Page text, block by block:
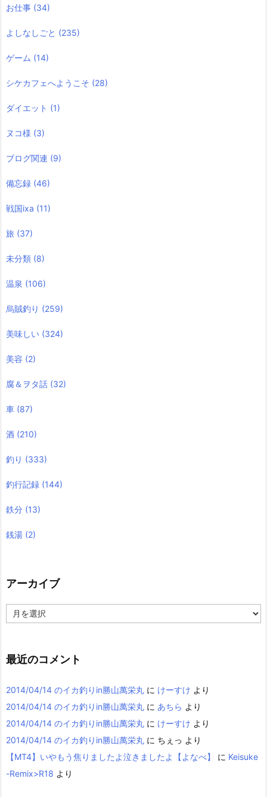
お仕事 (34)
よしなしごと (235)
ゲーム (14)
シケカフェへようこそ (28)
ダイエット (1)
ヌコ様 (3)
ブログ関連 (9)
備忘録 (46)
戦国ixa (11)
旅 (37)
未分類 (8)
温泉 (106)
烏賊釣り (259)
美味しい (324)
美容 (2)
腐＆ヲタ話 (32)
車 (87)
酒 (210)
釣り (333)
釣行記録 (144)
鉄分 (13)
銭湯 (2)
アーカイブ
ー
ブ
最近のコメント
2014/04/14 のイカ釣りin勝山萬栄丸 に けーすけ より
2014/04/14 のイカ釣りin勝山萬栄丸 に あちら より
2014/04/14 のイカ釣りin勝山萬栄丸 に けーすけ より
2014/04/14 のイカ釣りin勝山萬栄丸 に ちぇっ より
【MT4】いやもう焦りましたよ泣きましたよ【よなべ】
に Keisuke
-Remix>R18 より